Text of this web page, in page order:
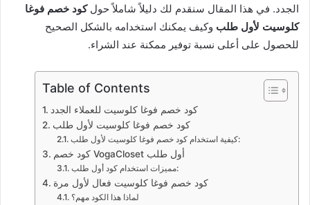
الجدد. في هذا المقال سنقدم لك دليلاً شاملاً حولكود خصم فوغا
كلوسيت لأول طلب وكيف يمكنك استخدامه بالشكل الصحيح
للحصول على أعلى نسبة توفير ممكنة عند الشراء.
Table of Contents
كود خصم فوغا كلوسيت للعملاء الجدد
كود خصم فوغا كلوسيت لأول طلب
كيفية استخدام كود خصم فوغا كلوسيت لأول طلب:
كود خصم VogaCloset أول طلب
مميزات استخدام كود أول طلب:
كود خصم فوغا كلوسيت فعال لأول مرة
لماذا هذا الكود مهم؟